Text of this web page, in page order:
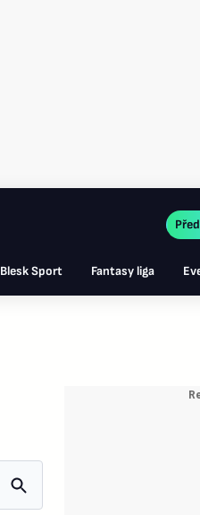
Blesk Sport Fantasy liga